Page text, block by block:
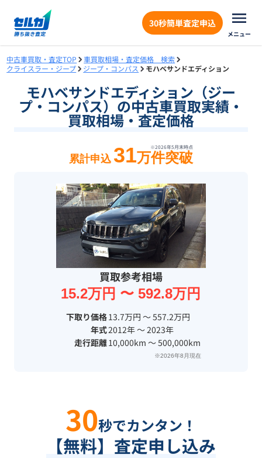
30秒簡単査定申込
メニュー
中古車買取・査定TOP
車買取相場・査定価格 検索
クライスラー・ジープ
ジープ・コンパス モハベサンドエディション
モハベサンドエディション（ジー
プ・コンパス）の中古車買取実績・
買取相場・査定価格
※2026年5月末時点
累計申込 31万件突破
買取参考相場
15.2万円 〜 592.8万円
下取り価格13.7万円 〜 557.2万円
年式2012年 〜 2023年
走行距離10,000km 〜 500,000km
※2026年8月現在
30秒でカンタン！
【無料】査定申し込み